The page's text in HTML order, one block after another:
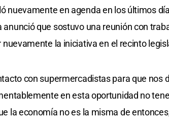
nuevamente en agenda en los últimos
anunció que sostuvo una reunión con
nuevamente la iniciativa en el recinto
con supermercadistas para que nos
en esta oportunidad no
la economía no es la misma de